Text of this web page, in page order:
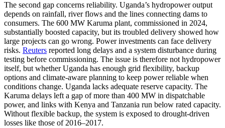
The second gap concerns reliability. Uganda’s hydropower output
depends on rainfall, river flows and the lines connecting dams to
consumers. The 600 MW Karuma plant, commissioned in 2024,
substantially boosted capacity, but its troubled delivery showed how
large projects can go wrong. Power investments can face delivery
risks. Reuters reported long delays and a system disturbance during
testing before commissioning. The issue is therefore not hydropower
itself, but whether Uganda has enough grid flexibility, backup
options and climate-aware planning to keep power reliable when
conditions change. Uganda lacks adequate reserve capacity. The
Karuma delays left a gap of more than 400 MW in dispatchable
power, and links with Kenya and Tanzania run below rated capacity.
Without flexible backup, the system is exposed to drought-driven
losses like those of 2016–2017.